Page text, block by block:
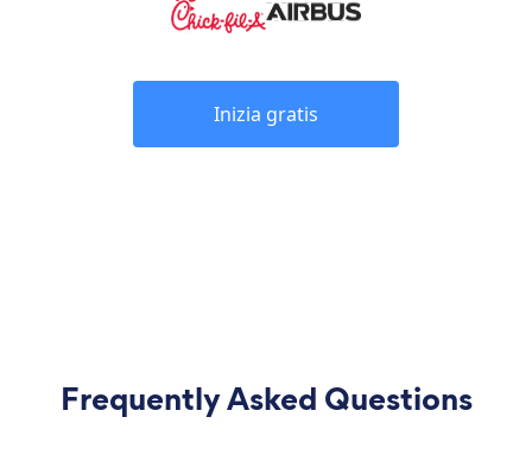
Inizia gratis
Frequently Asked Questions